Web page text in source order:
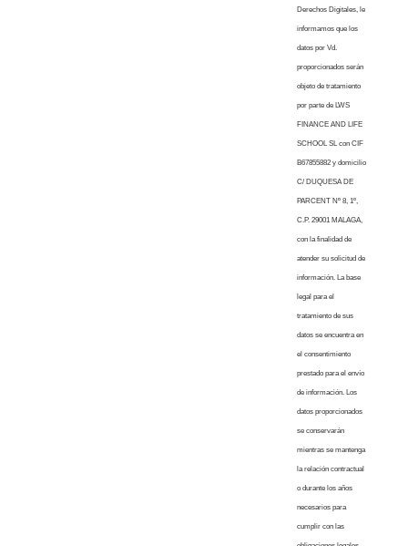
Derechos Digitales, le
informamos que los
datos por Vd.
proporcionados serán
objeto de tratamiento
por parte de LWS
FINANCE AND LIFE
SCHOOL SL con CIF
B67855882 y domicilio
C/ DUQUESA DE
PARCENT Nº 8, 1º,
C.P. 29001 MALAGA,
con la finalidad de
atender su solicitud de
información. La base
legal para el
tratamiento de sus
datos se encuentra en
el consentimiento
prestado para el envío
de información. Los
datos proporcionados
se conservarán
mientras se mantenga
la relación contractual
o durante los años
necesarios para
cumplir con las